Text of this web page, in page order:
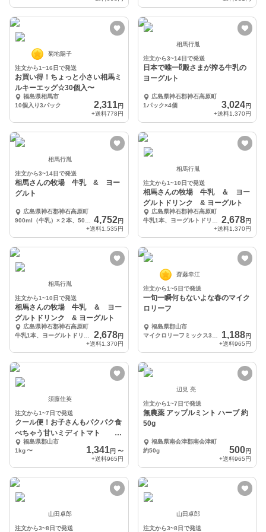
菊地陽子
注文から1~16日で発送
お買い得！ちょっと小さい相馬ミ
ルキーエッグ☆30個入〜
福島県相馬市
10個入り3パック
2,311円
+送料778円
相馬行胤
注文から3~14日で発送
日本で唯一⁉︎殿さまが搾る牛乳の
ヨーグルト
広島県神石郡神石高原町
1パック×4個
3,024円
+送料1,370円
相馬行胤
注文から3~14日で発送
相馬さんの牧場 牛乳 & ヨー
グルト
広島県神石郡神石高原町
4,752円
+送料1,535円
相馬行胤
注文から1~10日で発送
相馬さんの牧場 牛乳 ＆ ヨー
グルトドリンク & ヨーグルト
広島県神石郡神石高原町
2,678円
+送料1,370円
相馬行胤
注文から1~10日で発送
相馬さんの牧場 牛乳 ＆ ヨー
グルトドリンク & ヨーグルト
広島県神石郡神石高原町
2,678円
+送料1,370円
齋藤幸江
注文から1~5日で発送
一旬一瞬何もないよな春のマイク
ロリーフ
福島県郡山市
1,188円
+送料965円
須藤佳英
注文から1~7日で発送
クール便！お子さんもパクパク食
べちゃう甘いミディトマト フ
ルティカ
福島県郡山市
1kg〜 1,341円 〜
+送料965円
辺見 亮
注文から1~7日で発送
無農薬 アップルミント ハーブ 約
50g
福島県南会津郡南会津町
約50g
500円
+送料965円
山田卓郎
注文から3~8日で発送
山田卓郎
注文から3~8日で発送